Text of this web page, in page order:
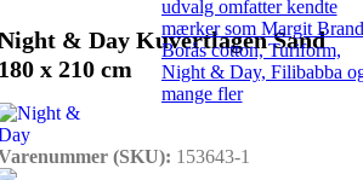
& Day Kuvertlagen Sand
x 210 cm
(SKU): 153643-1